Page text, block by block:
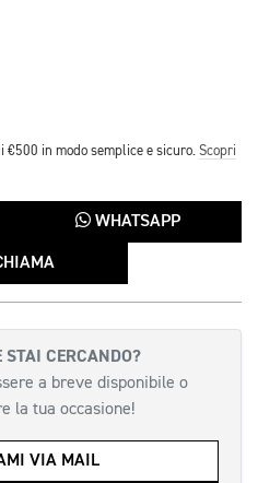
€500 in modo semplice e sicuro. Scopri
WHATSAPP
STAI CERCANDO?
a breve disponibile o
la tua occasione!
VIA MAIL